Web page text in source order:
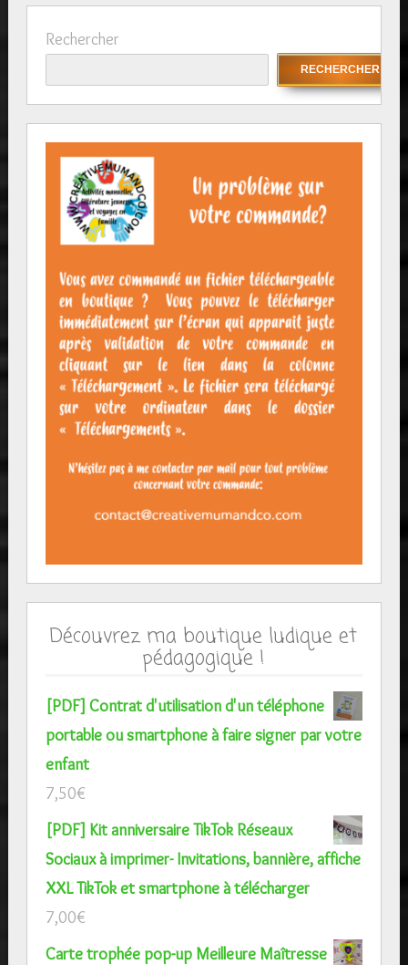
Rechercher
RECHERCHER
Découvrez ma boutique ludique et
pédagogique !
[PDF] Contrat d'utilisation d'un téléphone
portable ou smartphone à faire signer par votre
enfant
7,50€
[PDF] Kit anniversaire TikTok Réseaux
Sociaux à imprimer- Invitations, bannière, affiche
XXL TikTok et smartphone à télécharger
7,00€
Carte trophée pop-up Meilleure Maîtresse